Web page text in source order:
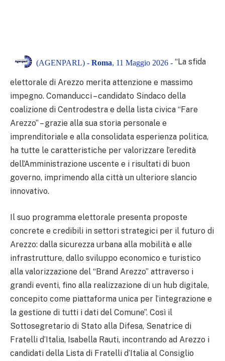
(AGENPARL) - Roma, 11 Maggio 2026 - “La sfida
elettorale di Arezzo merita attenzione e massimo
impegno. Comanducci – candidato Sindaco della
coalizione di Centrodestra e della lista civica “Fare
Arezzo” – grazie alla sua storia personale e
imprenditoriale e alla consolidata esperienza politica,
ha tutte le caratteristiche per valorizzare l’eredità
dell’Amministrazione uscente e i risultati di buon
governo, imprimendo alla città un ulteriore slancio
innovativo.
Il suo programma elettorale presenta proposte
concrete e credibili in settori strategici per il futuro di
Arezzo: dalla sicurezza urbana alla mobilità e alle
infrastrutture, dallo sviluppo economico e turistico
alla valorizzazione del “Brand Arezzo” attraverso i
grandi eventi, fino alla realizzazione di un hub digitale,
concepito come piattaforma unica per l’integrazione e
la gestione di tutti i dati del Comune”. Così il
Sottosegretario di Stato alla Difesa, Senatrice di
Fratelli d’Italia, Isabella Rauti, incontrando ad Arezzo i
candidati della Lista di Fratelli d’Italia al Consiglio